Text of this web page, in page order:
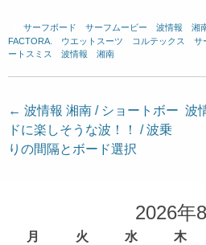
サーフボード サーフムービー 波情報 湘
FACTORA.
ウエットスーツ コルテックス サ
ートスミス
波情報 湘南
投
稿
ナ
← 波情報 湘南 / ショートボー
ドに楽しそうな波！！ / 波乗
りの間隔とボード選択
波
2026年
月 火 水 木